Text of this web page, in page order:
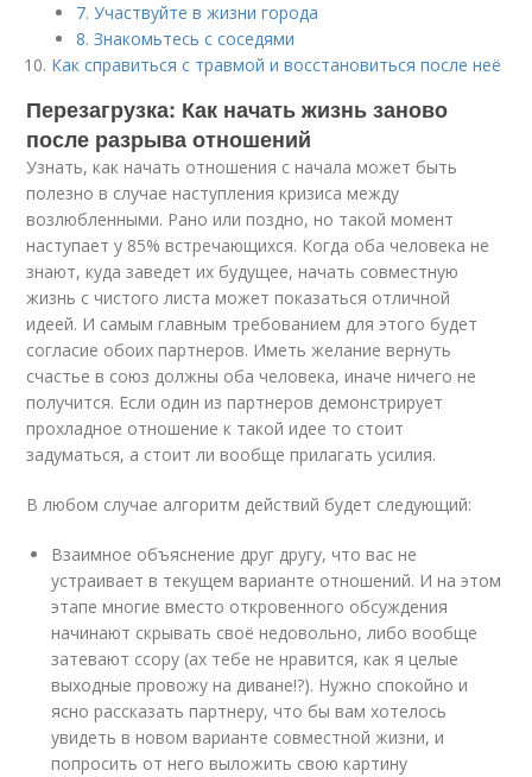
7. Участвуйте в жизни города
8. Знакомьтесь с соседями
Как справиться с травмой и восстановиться после неё
Перезагрузка: Как начать жизнь заново
после разрыва отношений
Узнать, как начать отношения с начала может быть
полезно в случае наступления кризиса между
возлюбленными. Рано или поздно, но такой момент
наступает у 85% встречающихся. Когда оба человека не
знают, куда заведет их будущее, начать совместную
жизнь с чистого листа может показаться отличной
идеей. И самым главным требованием для этого будет
согласие обоих партнеров. Иметь желание вернуть
счастье в союз должны оба человека, иначе ничего не
получится. Если один из партнеров демонстрирует
прохладное отношение к такой идее то стоит
задуматься, а стоит ли вообще прилагать усилия.
В любом случае алгоритм действий будет следующий:
Взаимное объяснение друг другу, что вас не
устраивает в текущем варианте отношений. И на этом
этапе многие вместо откровенного обсуждения
начинают скрывать своё недовольно, либо вообще
затевают ссору (ах тебе не нравится, как я целые
выходные провожу на диване!?). Нужно спокойно и
ясно рассказать партнеру, что бы вам хотелось
увидеть в новом варианте совместной жизни, и
попросить от него выложить свою картину